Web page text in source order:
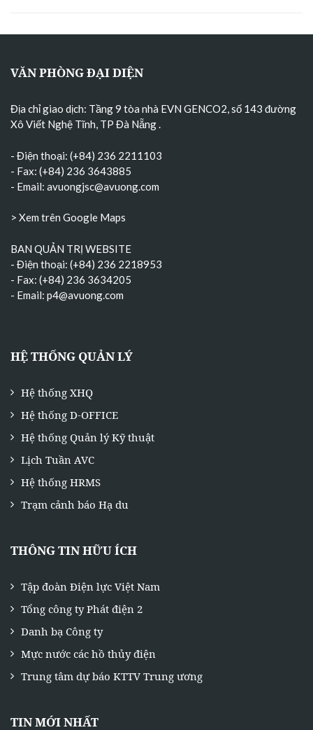
VĂN PHÒNG ĐẠI DIỆN
Địa chỉ giao dịch: Tầng 9 tòa nhà EVN GENCO2, số 143 đường
Xô Viết Nghệ Tĩnh, TP Đà Nẵng.
- Điện thoại: (+84) 236 2211103
- Fax: (+84) 236 3643885
- Email: avuongjsc@avuong.com
> Xem trên Google Maps
BAN QUẢN TRỊ WEBSITE
- Điện thoại: (+84) 236 2218953
- Fax: (+84) 236 3634205
- Email: p4@avuong.com
HỆ THỐNG QUẢN LÝ
Hệ thống XHQ
Hệ thống D-OFFICE
Hệ thống Quản lý Kỹ thuật
Lịch Tuần AVC
Hệ thống HRMS
Trạm cảnh báo Hạ du
THÔNG TIN HỮU ÍCH
Tập đoàn Điện lực Việt Nam
Tổng công ty Phát điện 2
Danh bạ Công ty
Mực nước các hồ thủy điện
Trung tâm dự báo KTTV Trung ương
TIN MỚI NHẤT